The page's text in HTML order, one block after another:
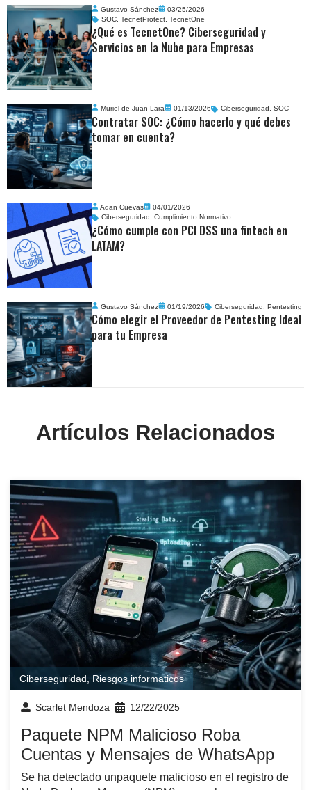
Gustavo Sánchez
03/25/2026
SOC,TecnetProtect,TecnetOne
¿Qué es TecnetOne? Ciberseguridad y
Servicios en la Nube para Empresas
Muriel de Juan Lara 01/13/2026 Ciberseguridad ,SOC
Contratar SOC: ¿Cómo hacerlo y qué debes
tomar en cuenta?
Adan Cuevas
04/01/2026
Ciberseguridad ,Cumplimiento Normativo
¿Cómo cumple con PCI DSS una fintech en
LATAM?
Gustavo Sánchez 01/19/2026 Ciberseguridad ,Pentesting
Cómo elegir el Proveedor de Pentesting Ideal
para tu Empresa
Artículos Relacionados
Ciberseguridad Riesgos informaticos
Scarlet Mendoza 12/22/2025
Paquete NPM Malicioso Roba
Cuentas y Mensajes de WhatsApp
Se ha detectado unpaquete malicioso en el registro de